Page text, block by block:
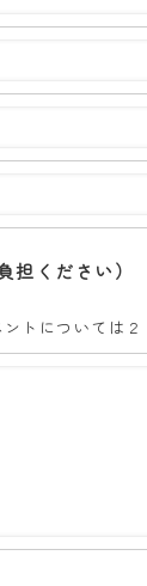
ください）
トについては２